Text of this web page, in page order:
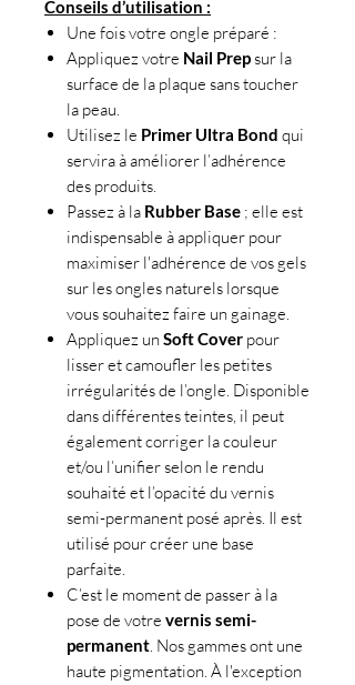
Conseils d’utilisation :
Une fois votre ongle préparé :
Appliquez votre Nail Prepsur la
surface de la plaque sans toucher
la peau.
Utilisez le Primer Ultra Bond qui
servira à améliorer l’adhérence
des produits.
Passez à la Rubber Base ; elle est
indispensable à appliquer pour
maximiser l'adhérence de vos gels
sur les ongles naturels lorsque
vous souhaitez faire un gainage.
Appliquez un Soft Cover pour
lisser et camoufler les petites
irrégularités de l’ongle. Disponible
dans différentes teintes, il peut
également corriger la couleur
et/ou l’unifier selon le rendu
souhaité et l’opacité du vernis
semi-permanent posé après. Il est
utilisé pour créer une base
parfaite.
C’est le moment de passer à la
pose de votre vernis semi-
permanent. Nos gammes ont une
haute pigmentation. À l'exception